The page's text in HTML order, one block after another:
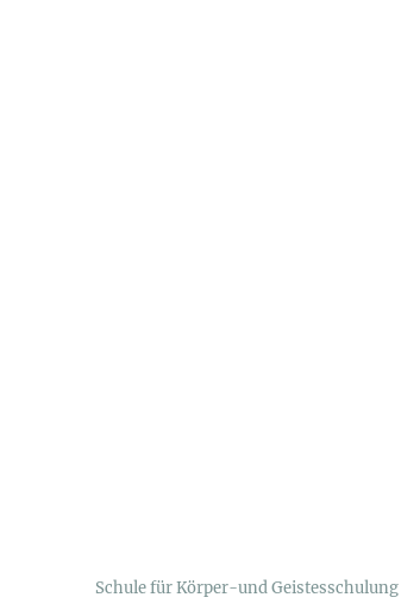
Schule für Körper-und Geistesschulung